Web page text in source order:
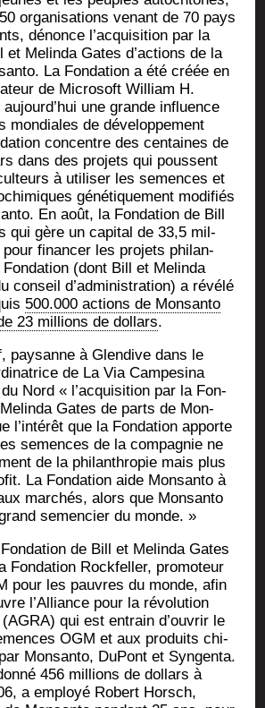
orga­ni­sa­tions venant de 70 pays
dénonce l’acquisition par la
et Melin­da Gates d’ac­tions de la
La Fon­da­tion a été créée en
de Micro­soft William H.
une grande influence
mon­diales de déve­lop­pe­ment
concentre des cen­taines de
dans des pro­jets qui poussent
à uti­li­ser les semences et
géné­ti­que­ment modi­fiés
En août, la Fon­da­tion de Bill
qui gère un capi­tal de 33,5 mil­
pour finan­cer les pro­jets phi­lan­
(dont Bill et Melin­da
conseil d’administration) a révé­lé
500.000 actions de Mon­san­to
23 mil­lions de dol­lars.
pay­sanne à Glen­dive dans le
de La Via Cam­pe­si­na
du Nord « l’acquisition par la Fon­
Gates de parts de Mon­
l’intérêt que la Fon­da­tion apporte
semences de la com­pa­gnie ne
de la phi­lan­thro­pie mais plus
La Fon­da­tion aide Mon­san­to à
mar­chés, alors que Mon­san­to
semen­cier du monde. »
de Bill et Melin­da Gates
Fon­da­tion Rock­fel­ler, pro­mo­teur
pour les pauvres du monde, afin
l’Alliance pour la révo­lu­tion
qui est entrain d’ouvrir le
OGM et aux pro­duits chi­
Mon­san­to, DuPont et Syn­gen­ta.
456 mil­lions de dol­lars à
a employé Robert Horsch,